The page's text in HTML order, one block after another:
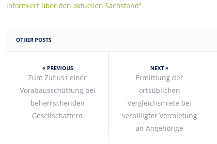
informiert über den aktuellen Sachstand“
OTHER POSTS
« PREVIOUS
Zum Zufluss einer
Vorabausschüttung bei
beherrschenden
Gesellschaftern
NEXT »
Ermittlung der
ortsüblichen
Vergleichsmiete bei
verbilligter Vermietung
an Angehörige